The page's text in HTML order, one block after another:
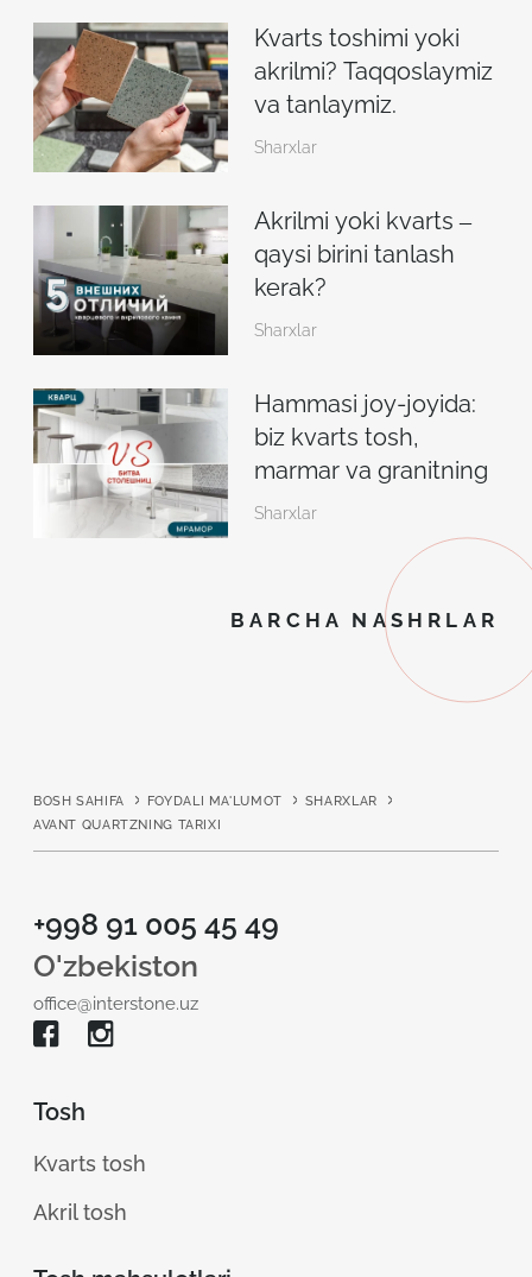
Kvarts toshimi yoki
akrilmi? Taqqoslaymiz
va tanlaymiz.
Sharxlar
Akrilmi yoki kvarts –
qaysi birini tanlash
kerak?
Sharxlar
Hammasi joy-joyida:
biz kvarts tosh,
marmar va granitning
sifatlarini
Sharxlar
BARCHA NASHRLAR
BOSH SAHIFA FOYDALI MA'LUMOT
SHARXLAR
AVANT QUARTZNING TARIXI
+998 91 005 45 49
O'zbekiston
office@interstone.uz
Tosh
Kvarts tosh
Akril tosh